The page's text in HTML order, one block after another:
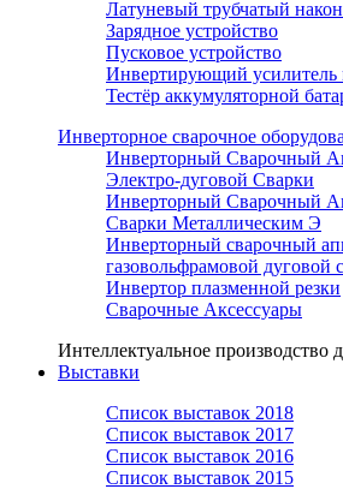
Латуневый трубчатый
Зарядное устройство
Пусковое устройство
Инвертирующий усилитель
Тестёр аккумуляторной
Инверторное сварочное
Инверторный Сварочный
Электро-дуговой Сварки
Инверторный Сварочный
Сварки Металлическим Э
Инверторный сварочный
газовольфрамовой дуговой
Инвертор плазменной резки
Сварочные Аксессуары
Интеллектуальное производство
Выставки
Список выставок 2018
Список выставок 2017
Список выставок 2016
Список выставок 2015